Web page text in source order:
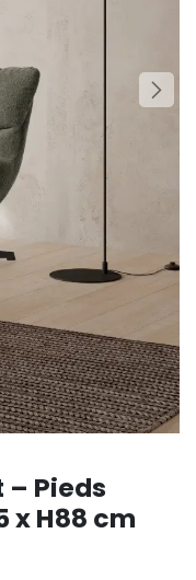
– Pieds
x H88 cm